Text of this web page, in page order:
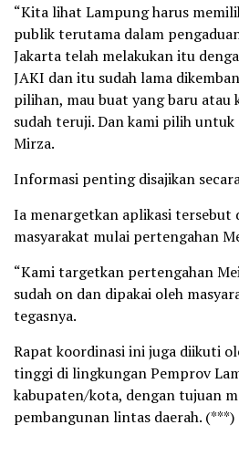
“Kita lihat Lampung harus
publik terutama dalam
Jakarta telah melakukan itu
JAKI dan itu sudah lama
pilihan, mau buat yang baru atau
sudah teruji. Dan kami pilih untuk
Mirza.
Informasi penting disajikan
Ia menargetkan aplikasi tersebut
masyarakat mulai pertengahan
“Kami targetkan pertengahan
sudah on dan dipakai oleh
tegasnya.
Rapat koordinasi ini juga diikuti
tinggi di lingkungan Pemprov
kabupaten/kota, dengan tujuan
pembangunan lintas daerah. (***)